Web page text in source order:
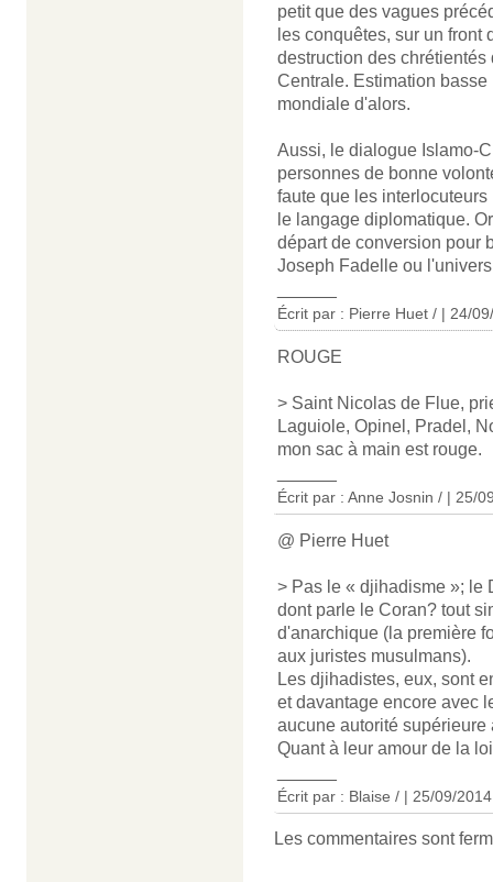
petit que des vagues
les conquêtes, sur un
destruction des
Centrale. Estimation
mondiale d'alors.
Aussi, le dialogue Islamo-
personnes de bonne
faute que les
le langage diplomatique.
départ de conversion pour
Joseph Fadelle ou
Écrit par : Pierre Huet / | 24/
ROUGE
> Saint Nicolas de Flue,
Laguiole, Opinel, Pradel,
mon sac à main est rouge.
Écrit par : Anne Josnin / | 25/
@ Pierre Huet
> Pas le « djihadisme »; le
dont parle le Coran? tout
d'anarchique (la première
aux juristes musulmans).
Les djihadistes, eux, sont
et davantage encore avec
aucune autorité
Quant à leur amour de la
Écrit par : Blaise / | 25/09/2014
Les commentaires sont